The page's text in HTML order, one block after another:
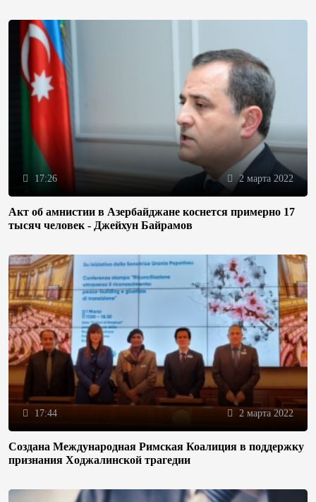
17:26 2 марта 2022
Акт об амнистии в Азербайджане коснется примерно 17
тысяч человек - Джейхун Байрамов
17:44 2 марта 2022
Создана Международная Римская Коалиция в поддержку
признания Ходжалинской трагедии